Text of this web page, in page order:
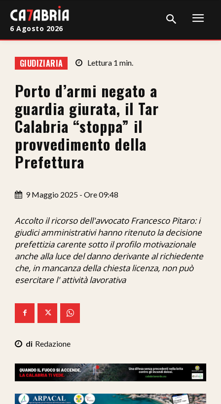
Cronaca
Giudiziaria
Politica
Sport
Attualità
Ita-Mondo
C7 Play
We Calabria
6 Agosto 2026
GIUDIZIARIA Lettura 1 min.
Porto d’armi negato a
guardia giurata, il Tar
Calabria “stoppa” il
provvedimento della
Prefettura
9 Maggio 2025 - Ore 09:48
Accolto il ricorso dell'avvocato Francesco Pitaro: i
giudici amministrativi hanno ritenuto la decisione
prefettizia carente sotto il profilo motivazionale
anche alla luce del danno derivante al richiedente
che, in mancanza della chiesta licenza, non può
esercitare l' attività lavorativa
Redazione